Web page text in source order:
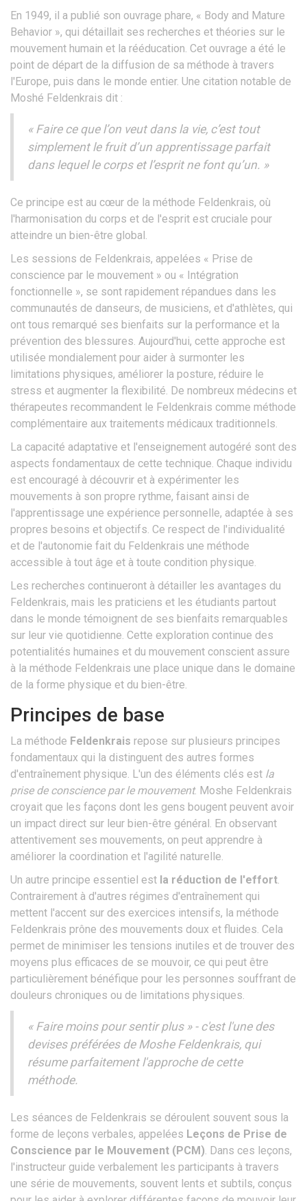
En 1949, il a publié son ouvrage phare, « Body and Mature
Behavior », qui détaillait ses recherches et théories sur le
mouvement humain et la rééducation. Cet ouvrage a été le
point de départ de la diffusion de sa méthode à travers
l'Europe, puis dans le monde entier. Une citation notable de
Moshé Feldenkrais dit :
« Faire ce que l’on veut dans la vie, c’est tout
simplement le fruit d’un apprentissage parfait
dans lequel le corps et l’esprit ne font qu’un. »
Ce principe est au cœur de la méthode Feldenkrais, où
l'harmonisation du corps et de l'esprit est cruciale pour
atteindre un bien-être global.
Les sessions de Feldenkrais, appelées « Prise de
conscience par le mouvement » ou « Intégration
fonctionnelle », se sont rapidement répandues dans les
communautés de danseurs, de musiciens, et d'athlètes, qui
ont tous remarqué ses bienfaits sur la performance et la
prévention des blessures. Aujourd'hui, cette approche est
utilisée mondialement pour aider à surmonter les
limitations physiques, améliorer la posture, réduire le
stress et augmenter la flexibilité. De nombreux médecins et
thérapeutes recommandent le Feldenkrais comme méthode
complémentaire aux traitements médicaux traditionnels.
La capacité adaptative et l'enseignement autogéré sont des
aspects fondamentaux de cette technique. Chaque individu
est encouragé à découvrir et à expérimenter les
mouvements à son propre rythme, faisant ainsi de
l'apprentissage une expérience personnelle, adaptée à ses
propres besoins et objectifs. Ce respect de l'individualité
et de l'autonomie fait du Feldenkrais une méthode
accessible à tout âge et à toute condition physique.
Les recherches continueront à détailler les avantages du
Feldenkrais, mais les praticiens et les étudiants partout
dans le monde témoignent de ses bienfaits remarquables
sur leur vie quotidienne. Cette exploration continue des
potentialités humaines et du mouvement conscient assure
à la méthode Feldenkrais une place unique dans le domaine
de la forme physique et du bien-être.
Principes de base
La méthode Feldenkrais repose sur plusieurs principes
fondamentaux qui la distinguent des autres formes
d'entraînement physique. L'un des éléments clés est la
prise de conscience par le mouvement. Moshe Feldenkrais
croyait que les façons dont les gens bougent peuvent avoir
un impact direct sur leur bien-être général. En observant
attentivement ses mouvements, on peut apprendre à
améliorer la coordination et l'agilité naturelle.
Un autre principe essentiel est la réduction de l'effort.
Contrairement à d'autres régimes d'entraînement qui
mettent l'accent sur des exercices intensifs, la méthode
Feldenkrais prône des mouvements doux et fluides. Cela
permet de minimiser les tensions inutiles et de trouver des
moyens plus efficaces de se mouvoir, ce qui peut être
particulièrement bénéfique pour les personnes souffrant de
douleurs chroniques ou de limitations physiques.
« Faire moins pour sentir plus » - c'est l'une des
devises préférées de Moshe Feldenkrais, qui
résume parfaitement l'approche de cette
méthode.
Les séances de Feldenkrais se déroulent souvent sous la
forme de leçons verbales, appelées Leçons de Prise de
Conscience par le Mouvement (PCM). Dans ces leçons,
l'instructeur guide verbalement les participants à travers
une série de mouvements, souvent lents et subtils, conçus